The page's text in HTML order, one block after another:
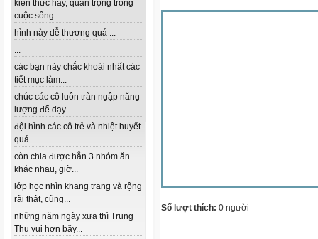
kiến thức hay, quan trọng trong
cuộc sống...
hình này dễ thương quá ...
...
các bạn này chắc khoái nhất các
tiết mục làm...
chúc các cô luôn tràn ngập năng
lượng để dạy...
đội hình các cô trẻ và nhiệt huyết
quá...
còn chia được hẳn 3 nhóm ăn
khác nhau, giờ...
lớp học nhìn khang trang và rộng
rãi thật, cũng...
những năm ngày xưa thì Trung
Thu vui hơn bây...
Số lượt thích: 0 người